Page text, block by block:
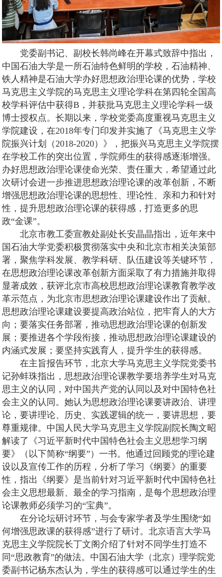
党委副书记、副校长韩尚峰在开幕式致辞中指出，
中国石油大学是一所石油特色鲜明的学校，石油精神、
铁人精神是石油大学办好思想政治理论课的优势，学校
马克思主义学院的马克思主义理论学科在第四轮全国高
校学科评估中获得B，并获批马克思主义理论学科一级
博士授权点。长期以来，学校党委高度重视马克思主义
学院建设，在2018年专门印发并实施了《马克思主义学
院振兴计划（2018-2020）》，把振兴马克思主义学院摆
在学校工作的突出位置，学院师生的获得感逐渐增强。
办好思想政治理论课使命光荣、责任重大，希望通过此
次研讨会进一步推进思想政治理论课的改革创新，不断
增强思想政治理论课的思想性、理论性、亲和力和针对
性，提升思想政治理论课的获得感，打造更多的思
政“金课”。
北京市教工委宣教处副处长安晶晶指出，近年来中
国石油大学党委积极贯彻落实中央和北京市相关决策部
署，聚焦学科发展、教学科研、队伍建设等关键环节，
在思想政治理论课改革创新方面采取了有力措施并取得
显著成效，获评北京市高校思想政治理论课教育教学改
革示范点，为北京市思想政治理论课建设作出了贡献。
思想政治理论课建设要提高政治站位，把牢育人的大方
向；要落实任务部署，推动思想政治理论课的创新发
展；要推进各个学段衔接，推动思想政治理论课建设的
内涵式发展；要坚持实践育人，提升学生的获得感。
在主旨报告环节，北京大学马克思主义学院党委书
记孙蚌珠指出，思想政治理论课教学要培养学生对马克
思主义的认同，对中国共产党的认同以及对中国特色社
会主义的认同。她认为思想政治理论课要讲政治、讲理
论，要讲理论、历史、实践逻辑的统一，要讲思想，要
尊重规律。中国人民大学马克思主义学院副院长陶文昭
解读了《习近平新时代中国特色社会主义思想学习纲
要》（以下简称“纲要”）一书。他通过回顾党的理论建
设以及宣传工作的历程，分析了学习《纲要》的重要
性，指出《纲要》是当前针对习近平新时代中国特色社
会主义思想最新、最全的学习指南，是每个思想政治理
论课教师必须学习的“宝典”。
在分论坛研讨环节，与会专家学者及学生围绕“如
何增强思政课的获得感”进行了研讨。北京语言大学马
克思主义学院院长丁文阁介绍了针对不同学生打造不
同“思政教育”的做法。中国石油大学（北京）理学院党
委副书记杨东杰认为，学生的获得感可以通过学生的生